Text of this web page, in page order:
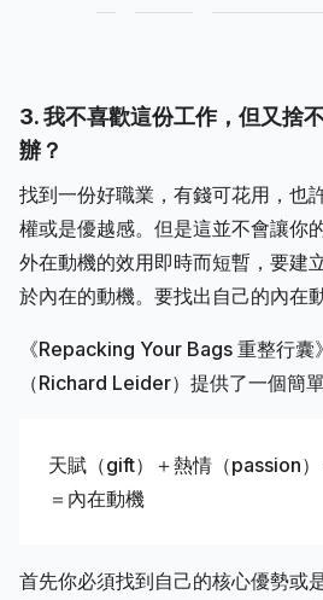
3. 我不喜歡這份工作，但又捨
辦？
找到一份好職業，有錢可花用，也
權或是優越感。但是這並不會讓你
外在動機的效用即時而短暫，要建
於內在的動機。要找出自己的內在
《Repacking Your Bags 重整行囊
（Richard Leider）提供了一個簡
天賦（gift）＋熱情（passion）
＝內在動機
首先你必須找到自己的核心優勢或